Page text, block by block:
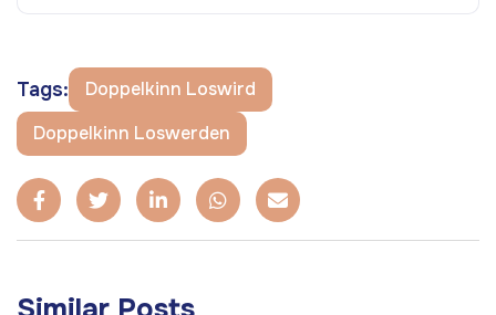
Tags:
Doppelkinn Loswird
Doppelkinn Loswerden